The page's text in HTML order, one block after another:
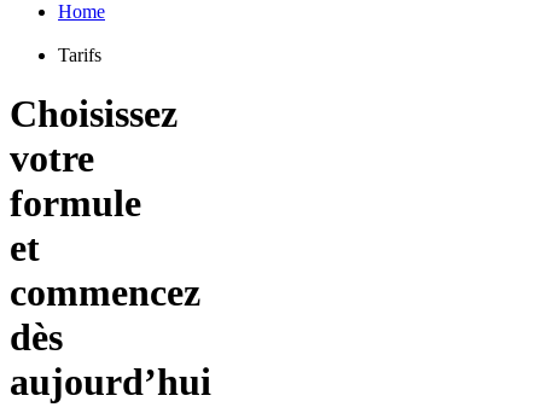
Home
Tarifs
Choisissez
votre
formule
et
commencez
dès
aujourd’hui